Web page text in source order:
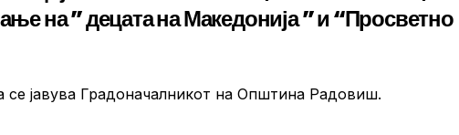
на ” децата на Македонија ” и “Просветно
се јавува Градоначалникот на Општина Радовиш.